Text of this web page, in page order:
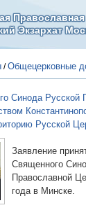
Экзархат
/Общецерковные
Синода Русской
Русской
Заявление
Священного
Православной
года в Минске.